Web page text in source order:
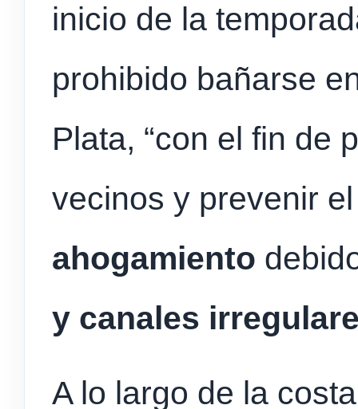
inicio de la
prohibido bañarse
Plata, “con el fin de
vecinos y prevenir
ahogamiento
y canales
A lo largo de la